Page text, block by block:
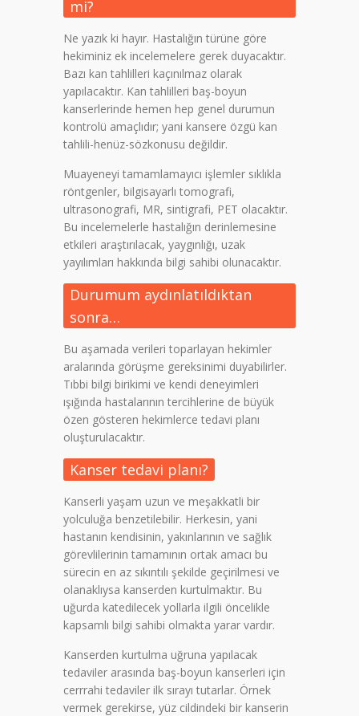
mi?
Ne yazık ki hayır. Hastalığın türüne göre
hekiminiz ek incelemelere gerek duyacaktır.
Bazı kan tahlilleri kaçınılmaz olarak
yapılacaktır. Kan tahlilleri baş-boyun
kanserlerinde hemen hep genel durumun
kontrolü amaçlıdır; yani kansere özgü kan
tahlili-henüz-sözkonusu değildir.
Muayeneyi tamamlamayıcı işlemler sıklıkla
röntgenler, bilgisayarlı tomografi,
ultrasonografi, MR, sintigrafi, PET olacaktır.
Bu incelemelerle hastalığın derinlemesine
etkileri araştırılacak, yaygınlığı, uzak
yayılımları hakkında bilgi sahibi olunacaktır.
Durumum aydınlatıldıktan
sonra…
Bu aşamada verileri toparlayan hekimler
aralarında görüşme gereksinimi duyabilirler.
Tıbbi bilgi birikimi ve kendi deneyimleri
ışığında hastalarının tercihlerine de büyük
özen gösteren hekimlerce tedavi planı
oluşturulacaktır.
Kanser tedavi planı?
Kanserli yaşam uzun ve meşakkatli bir
yolculuğa benzetilebilir. Herkesin, yani
hastanın kendisinin, yakınlarının ve sağlık
görevlilerinin tamamının ortak amacı bu
sürecin en az sıkıntılı şekilde geçirilmesi ve
olanaklıysa kanserden kurtulmaktır. Bu
uğurda katedilecek yollarla ilgili öncelikle
kapsamlı bilgi sahibi olmakta yarar vardır.
Kanserden kurtulma uğruna yapılacak
tedaviler arasında baş-boyun kanserleri için
cerrrahi tedaviler ilk sırayı tutarlar. Örnek
vermek gerekirse, yüz cildindeki bir kanserin